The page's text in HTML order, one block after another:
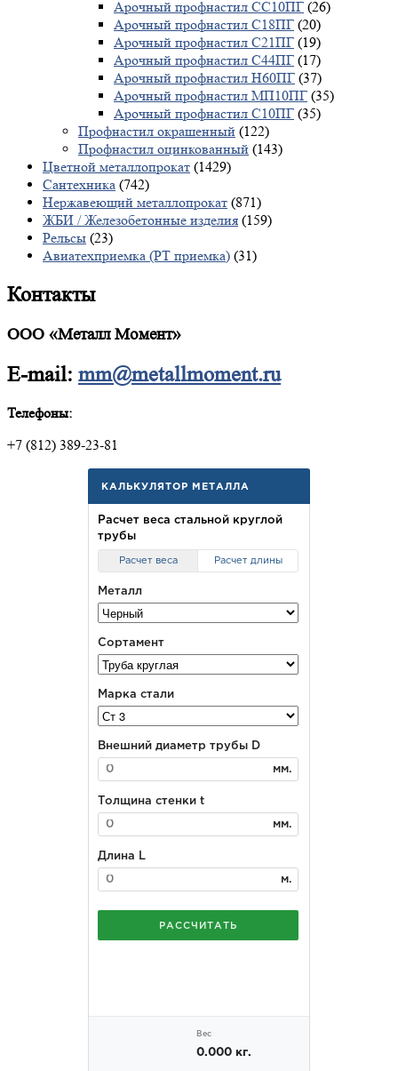
Арочный профнастил СС10ПГ (26)
Арочный профнастил С18ПГ (20)
Арочный профнастил С21ПГ (19)
Арочный профнастил С44ПГ (17)
Арочный профнастил Н60ПГ (37)
Арочный профнастил МП10ПГ (35)
Арочный профнастил С10ПГ (35)
Профнастил окрашенный (122)
Профнастил оцинкованный (143)
Цветной металлопрокат (1429)
Сантехника (742)
Нержавеющий металлопрокат (871)
ЖБИ / Железобетонные изделия (159)
Рельсы (23)
Авиатехприемка (РТ приемка) (31)
Контакты
ООО «Металл Момент»
E-mail: mm@metallmoment.ru
Телефоны:
+7 (812) 389-23-81